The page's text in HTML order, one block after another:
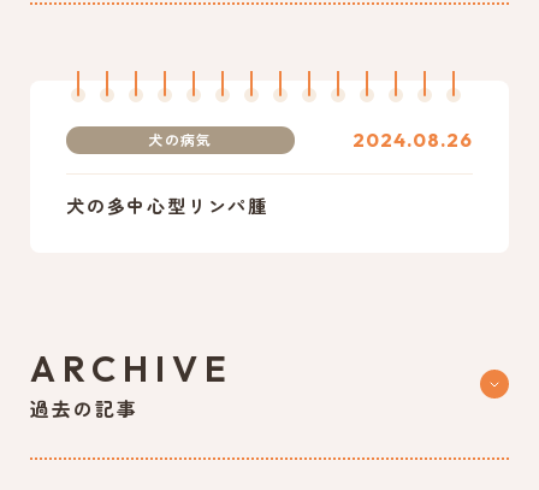
犬の病気 2024.08.26
犬の多中心型リンパ腫
ARCHIVE
過去の記事